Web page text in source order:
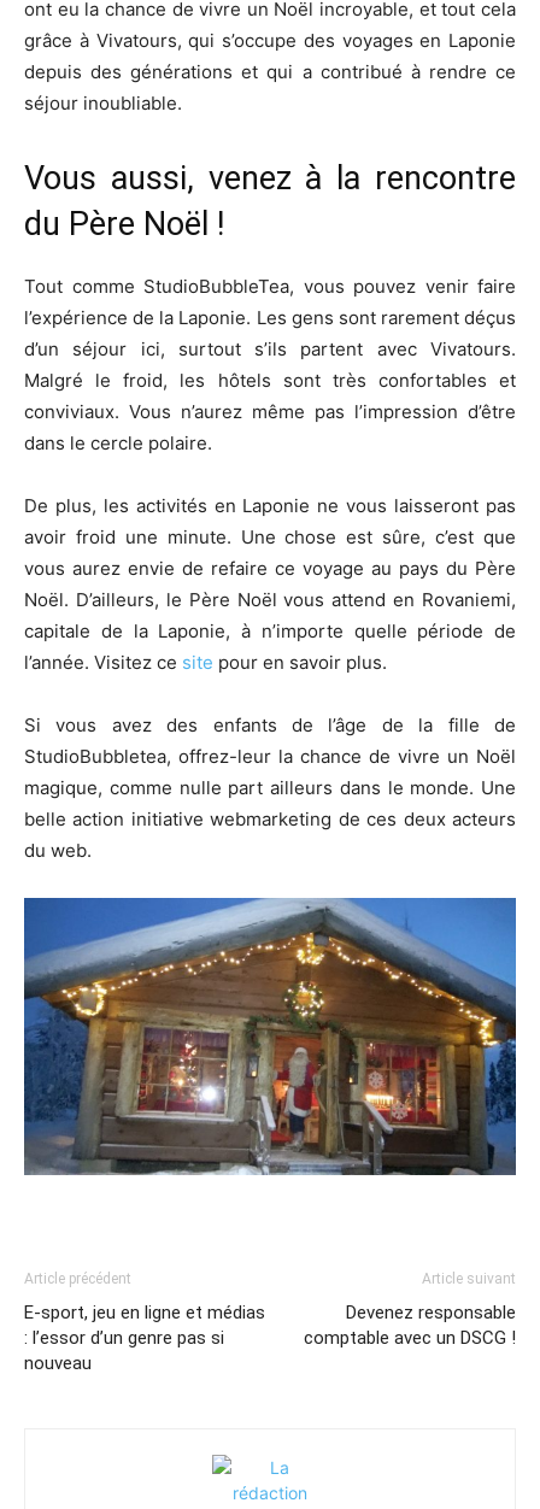
ont eu la chance de vivre un Noël incroyable, et tout cela
grâce à Vivatours, qui s’occupe des voyages en Laponie
depuis des générations et qui a contribué à rendre ce
séjour inoubliable.
Vous aussi, venez à la rencontre
du Père Noël !
Tout comme StudioBubbleTea, vous pouvez venir faire
l’expérience de la Laponie. Les gens sont rarement déçus
d’un séjour ici, surtout s’ils partent avec Vivatours.
Malgré le froid, les hôtels sont très confortables et
conviviaux. Vous n’aurez même pas l’impression d’être
dans le cercle polaire.
De plus, les activités en Laponie ne vous laisseront pas
avoir froid une minute. Une chose est sûre, c’est que
vous aurez envie de refaire ce voyage au pays du Père
Noël. D’ailleurs, le Père Noël vous attend en Rovaniemi,
capitale de la Laponie, à n’importe quelle période de
l’année. Visitez ce site pour en savoir plus.
Si vous avez des enfants de l’âge de la fille de
StudioBubbletea, offrez-leur la chance de vivre un Noël
magique, comme nulle part ailleurs dans le monde. Une
belle action initiative webmarketing de ces deux acteurs
du web.
Article précédent
E-sport, jeu en ligne et médias
: l’essor d’un genre pas si
nouveau
Article suivant
Devenez responsable
comptable avec un DSCG !